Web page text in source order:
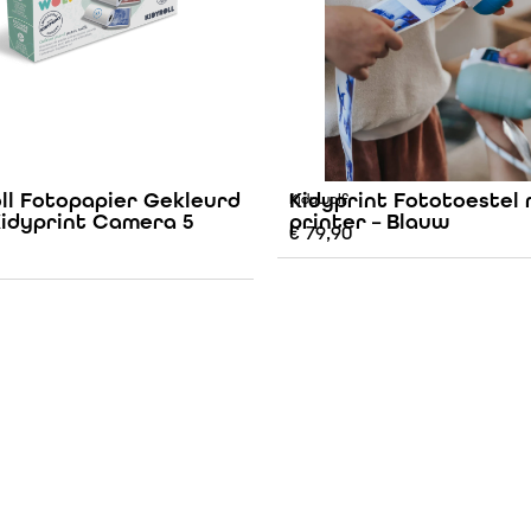
Fotopapier Gekleurd
Camera 5
Kidywolf
Kidyprint Fototoestel
printer – Blauw
€79,90